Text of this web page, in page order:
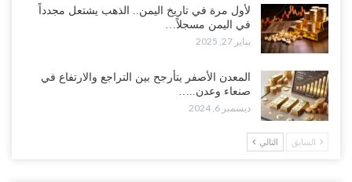
لأول مرة في تاريخ اليمن.. الذهب يشتعل مجدداً
في اليمن مسجلاً…
يناير 27, 2025
المعدن الأصفر يتأرجح بين التراجع والارتفاع في
صنعاء وعدن..…
ديسمبر 6, 2024
السابق التالي